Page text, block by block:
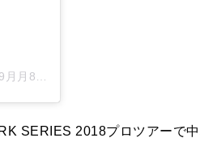
4時18分PDT
SERIES 2018プロツアーで